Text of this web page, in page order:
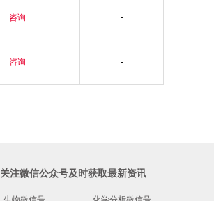
咨询 -
咨询 -
关注微信公众号及时获取最新资讯